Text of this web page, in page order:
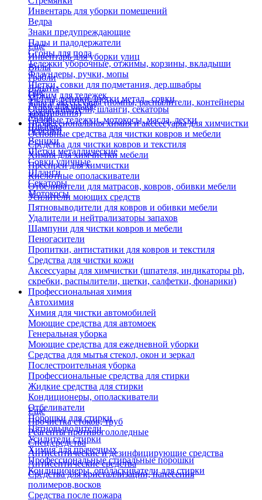
Инвентарь для уборки помещений
Ведра
Знаки предупреждающие
Пады и падодержатели
Сгоны для пола
Тележки уборочные, отжимы, корзины, вкладыши
Флаундеры, ручки, мопы
Щетки, совки для подметания, дер.швабры
Отжим для тележек
Ручки для швабр
Мопы
Швабры
Еще
Инвентарь для уборки улиц
Вилы
Грабли
Лопаты
Метлы, веники, щетки метал., совки
Опрыскиватели, шланги, секаторы
Садовые тележки, мотокосы, масла, лески
Черенки
Веники
Щетки металлические
Совки уличные
Шланги
Секаторы
Мотокосы
Еще
Тара и аксессуары (помпы, распылители, контейнеры
замачивания)
Профессиональная химия и акссесуары для химчистки
Основные средства для чистки ковров и мебели
Средства для чистки ковров и текстиля
Химия для химчистки мебели
Преспреи для химчистки
Кислотные ополаскиватели
Отбеливатели для матрасов, ковров, обивки мебели
Усилители моющих средств
Пятновыводители для ковров и обивки мебели
Удалители и нейтрализаторы запахов
Шампуни для чистки ковров и мебели
Пеногасители
Пропитки, антистатики для ковров и текстиля
Средства для чистки кожи
Аксессуары для химчистки (шпателя, индикаторы ph,
скребки, распылители, щетки, салфетки, фонарики)
Профессиональная химия
Автохимия
Химия для чистки автомобилей
Моющие средства для автомоек
Генеральная уборка
Моющие средства для ежедневной уборки
Средства для мытья стекол, окон и зеркал
Послестроительная уборка
Профессиональные средства для стирки
Жидкие средства для стирки
Кондиционеры, ополаскиватели
Отбеливатели
Порошки для стирки
Пятновыводители
Усилители стирки
Химия для прачечных
Профессиональные стиральные порошки
Кондиционеры, ополаскиватели для стирки
Еще
Прочистка стоков, труб
Реагенты противогололедные
Спец.средства
Антисептические и дезинфицирующие средства
Антисептические средства
Средства для кристаллизации, нанесения
полимеров,восков
Средства после пожара